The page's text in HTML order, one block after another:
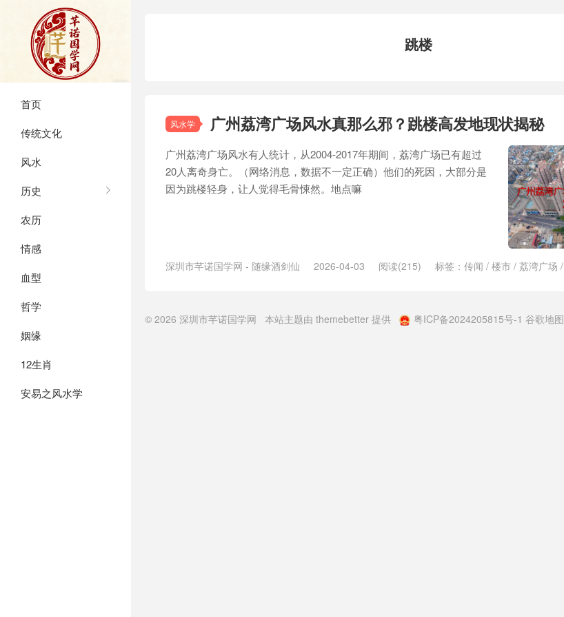
首页
传统文化
风水
历史
农历
情感
血型
哲学
姻缘
12生肖
安易之风水学
跳楼
风水学 广州荔湾广场风水真那么邪？跳楼高发地现状揭秘
广州荔湾广场风水有人统计，从2004-2017年期间，荔湾广场已有超过
20人离奇身亡。（网络消息，数据不一定正确）他们的死因，大部分是
因为跳楼轻身，让人觉得毛骨悚然。地点嘛
深圳市芊诺国学网 - 随缘酒剑仙 2026-04-03 阅读(215) 标签： 传闻 / 楼市 / 荔湾广场 /
© 2026 深圳市芊诺国学网 本站主题由 themebetter 提供 粤ICP备2024205815号-1 谷歌地图